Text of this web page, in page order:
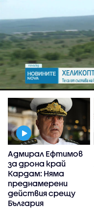
Адмирал Ефтимов
за дрона край
Кардам: Няма
преднамерени
действия срещу
България